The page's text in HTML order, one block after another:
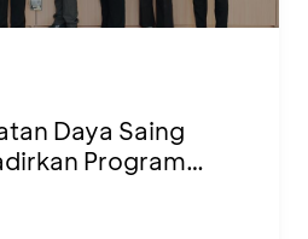
Daya Saing
Program